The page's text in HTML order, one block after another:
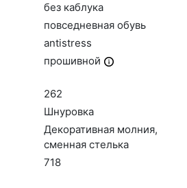
без каб­лу­ка
пов­седнев­ная обувь
an­tist­ress
про­шив­ной
262
Шну­ров­ка
Де­кора­тив­ная мол­ния,
смен­ная стель­ка
718